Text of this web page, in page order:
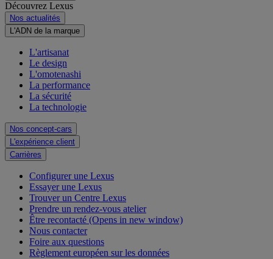
Découvrez Lexus
Nos actualités
L'ADN de la marque
L'artisanat
Le design
L'omotenashi
La performance
La sécurité
La technologie
Nos concept-cars
L'expérience client
Carrières
Configurer une Lexus
Essayer une Lexus
Trouver un Centre Lexus
Prendre un rendez-vous atelier
Être recontacté (Opens in new window)
Nous contacter
Foire aux questions
Règlement européen sur les données